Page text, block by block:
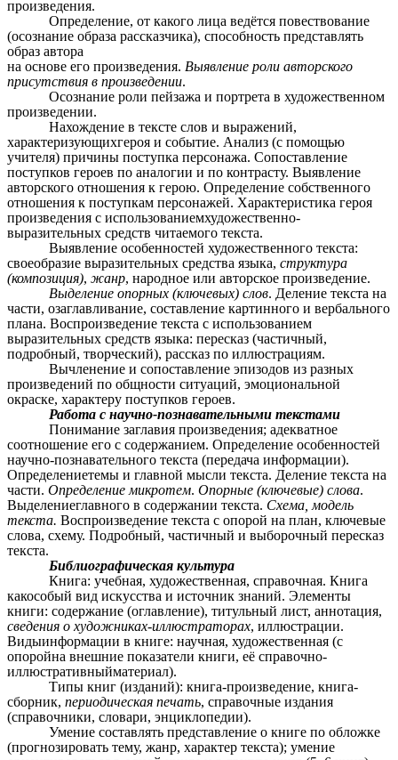
произведения.
Определение, от какого лица ведётся повествование
(осознание образа рассказчика), способность представлять
образ автора
на основе его произведения. Выявление роли авторского
присутствия в произведении.
Осознание роли пейзажа и портрета в художественном
произведении.
Нахождение в тексте слов и выражений,
характеризующихгероя и событие. Анализ (с помощью
учителя) причины поступка персонажа. Сопоставление
поступков героев по аналогии и по контрасту. Выявление
авторского отношения к герою. Определение собственного
отношения к поступкам персонажей. Характеристика героя
произведения с использованиемхудожественно-
выразительных средств читаемого текста.
Выявление особенностей художественного текста:
своеобразие выразительных средства языка, структура
(композиция), жанр, народное или авторское произведение.
Выделение опорных (ключевых) слов. Деление текста на
части, озаглавливание, составление картинного и вербального
плана. Воспроизведение текста с использованием
выразительных средств языка: пересказ (частичный,
подробный, творческий), рассказ по иллюстрациям.
Вычленение и сопоставление эпизодов из разных
произведений по общности ситуаций, эмоциональной
окраске, характеру поступков героев.
Работа с научно-познавательными текстами
Понимание заглавия произведения; адекватное
соотношение его с содержанием. Определение особенностей
научно-познавательного текста (передача информации).
Определениетемы и главной мысли текста. Деление текста на
части. Определение микротем. Опорные (ключевые) слова.
Выделениеглавного в содержании текста. Схема, модель
текста. Воспроизведение текста с опорой на план, ключевые
слова, схему. Подробный, частичный и выборочный пересказ
текста.
Библиографическая культура
Книга: учебная, художественная, справочная. Книга
какособый вид искусства и источник знаний. Элементы
книги: содержание (оглавление), титульный лист, аннотация,
сведения о художниках-иллюстраторах, иллюстрации.
Видыинформации в книге: научная, художественная (с
опоройна внешние показатели книги, её справочно-
иллюстративныйматериал).
Типы книг (изданий): книга-произведение, книга-
сборник, периодическая печать, справочные издания
(справочники, словари, энциклопедии).
Умение составлять представление о книге по обложке
(прогнозировать тему, жанр, характер текста); умение